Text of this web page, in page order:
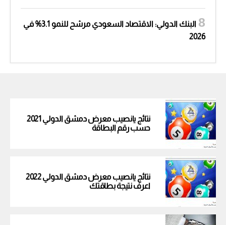
البنك الدولي: الاقتصاد السعودي مرشح للنمو 3.1% في
2026
نتائج يانصيب معرض دمشق الدولي 2021
حسب رقم البطاقة
نتائج يانصيب معرض دمشق الدولي 2022
اعرف نتيجة بطاقتك